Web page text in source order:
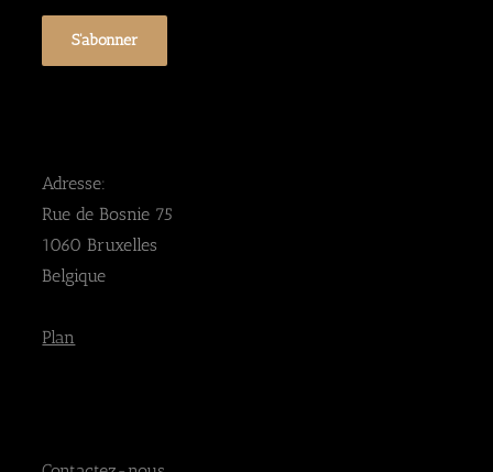
Adresse:
Rue de Bosnie 75
1060 Bruxelles
Belgique
Plan